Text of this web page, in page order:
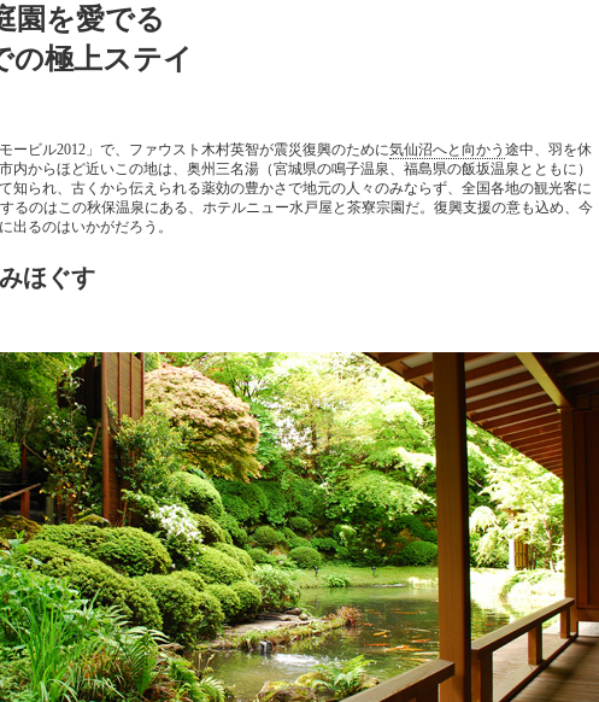
園を愛でる
の極上ステイ
ービル2012」で、ファウスト木村英智が震災復興のために気仙沼へと向かう 途中、羽を休
内からほど近いこの地は、奥州三名湯（宮城県の鳴子温泉、福島県の飯坂温泉とともに）
知られ、古くから伝えられる薬効の豊かさで地元の人々のみならず、全国各地の観光客に
るのはこの秋保温泉にある、ホテルニュー水戸屋と茶寮宗園だ。復興支援の意も込め、今
出るのはいかがだろう。
ほぐす